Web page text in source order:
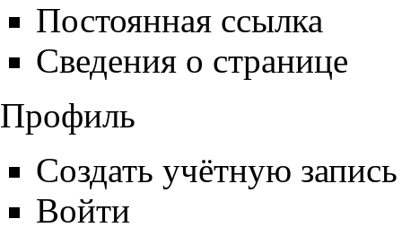
Постоянная ссылка
Сведения о странице
Профиль
Создать учётную запись
Войти